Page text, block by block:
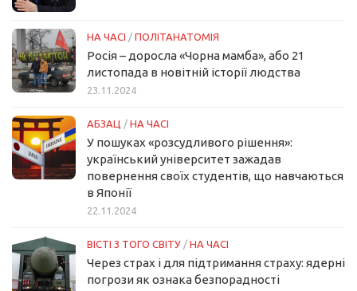
НА ЧАСІ / ПОЛІТАНАТОМІЯ
Росія – доросла «Чорна мамба», або 21
листопада в новітній історії людства
23.11.2024
АБЗАЦ / НА ЧАСІ
У пошуках «розсудливого рішення»:
український університет зажадав
повернення своїх студентів, що навчаються
в Японії
22.11.2024
ВІСТІ З ТОГО СВІТУ / НА ЧАСІ
Через страх і для підтримання страху: ядерні
погрози як ознака безпорадності